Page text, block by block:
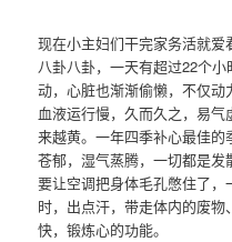
现在小主妇们干完家务活就
八卦八卦，一天有超过22个
动，心脏也渐渐偷懒，不仅动
血液运行慢，久而久之，易
来越黄。一年四季补心最佳
苍郁，湿气蒸腾，一切都是
要让空调把身体毛孔憋住了
时，出点汗，带走体内的废
快，锻炼心的功能。